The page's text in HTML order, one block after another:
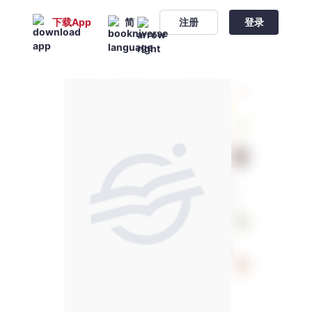
下载App 简 注册 登录